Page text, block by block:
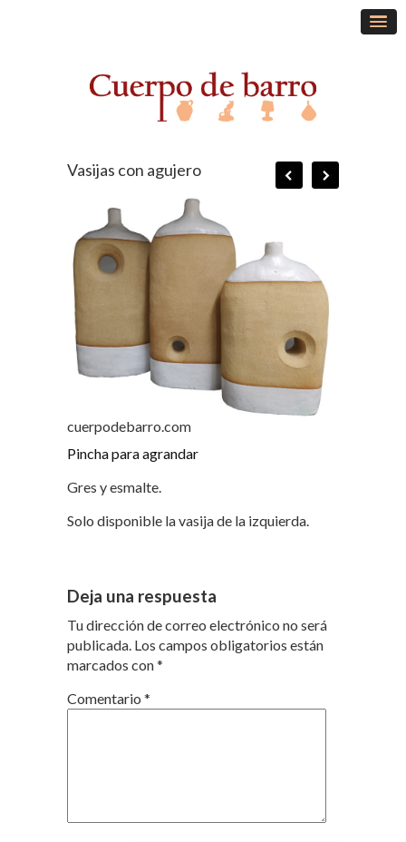
Vasijas con agujero
cuerpodebarro.com
Pincha para agrandar
Gres y esmalte.
Solo disponible la vasija de la izquierda.
Deja una respuesta
Tu dirección de correo electrónico no será
publicada. Los campos obligatorios están
marcados con*
Comentario *